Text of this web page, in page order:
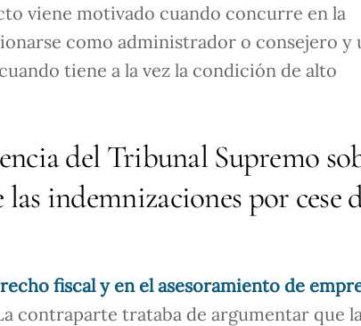
viene motivado cuando concurre en la
como administrador o consejero y
tiene a la vez la condición de alto
del Tribunal Supremo
indemnizaciones por cese
fiscal y en el asesoramiento de
contraparte trataba de argumentar que la